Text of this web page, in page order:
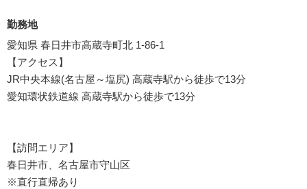
勤務地
愛知県 春日井市高蔵寺町北 1-86-1
【アクセス】
JR中央本線(名古屋～塩尻) 高蔵寺駅から徒歩で13分
愛知環状鉄道線 高蔵寺駅から徒歩で13分
【訪問エリア】
春日井市、名古屋市守山区
※直行直帰あり